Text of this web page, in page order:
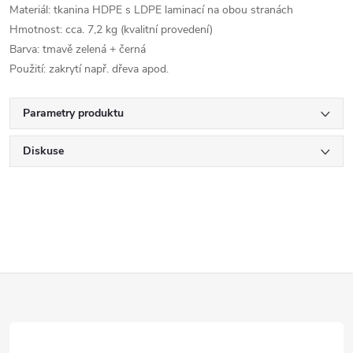
Materiál: tkanina HDPE s LDPE laminací na obou stranách
Hmotnost: cca. 7,2 kg (kvalitní provedení)
Barva: tmavě zelená + černá
Použití: zakrytí např. dřeva apod.
Parametry produktu
Diskuse